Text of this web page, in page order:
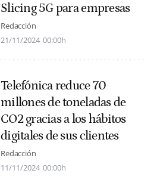
Slicing 5G para empresas
Redacción
21/11/2024 00:00h
Telefónica reduce 70
millones de toneladas de
CO2 gracias a los hábitos
digitales de sus clientes
Redacción
11/11/2024 00:00h